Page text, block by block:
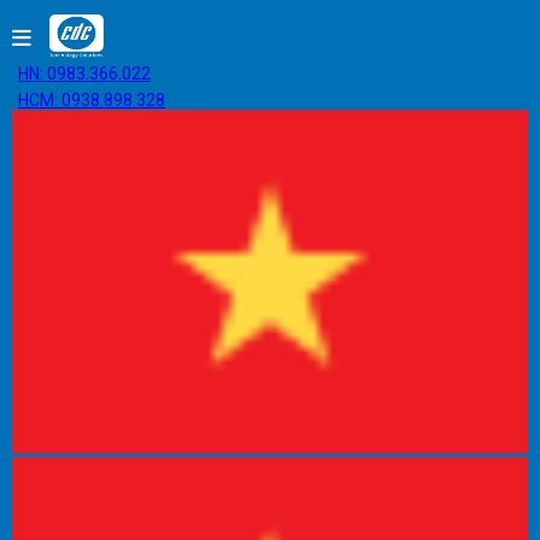
HN: 0983.366.022
HCM: 0938.898.328